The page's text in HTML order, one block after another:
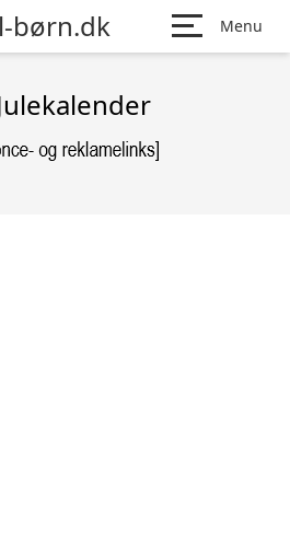
børn.dk Menu